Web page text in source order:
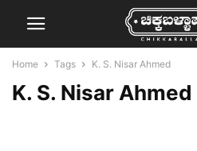
Home Tags K. S. Nisar Ahmed
K. S. Nisar Ahmed